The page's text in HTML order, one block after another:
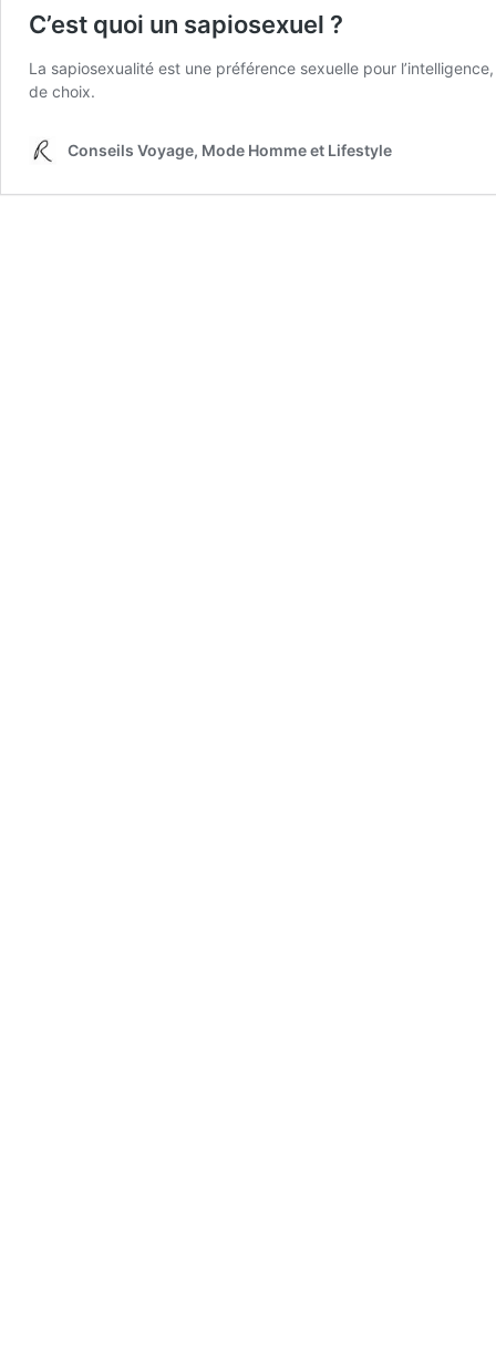
C’est quoi un sapiosexuel ?
La sapiosexualité est une préférence sexuelle pour
de choix.
Conseils Voyage, Mode Homme et Lifestyle